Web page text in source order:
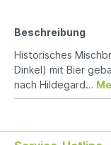
Beschreibung
Historisches
Dinkel) mit Bier
nach Hildegard…